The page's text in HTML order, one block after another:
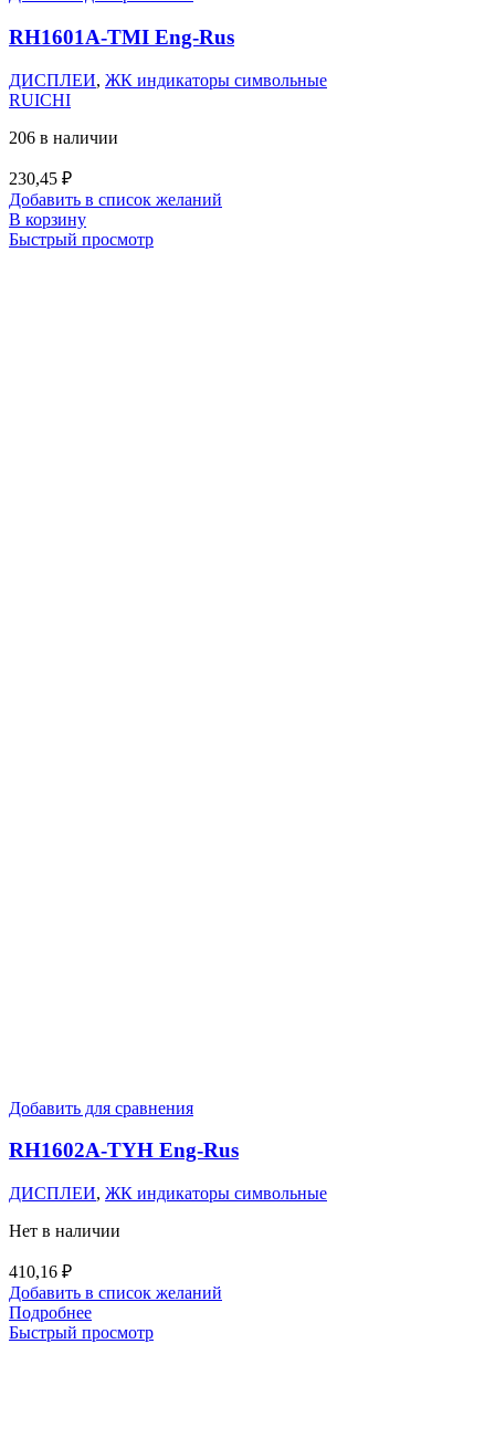
RH1601A-TMI Eng-Rus
ДИСПЛЕИ, ЖК индикаторы символьные
RUICHI
206 в наличии
230,45 ₽
Добавить в список желаний
В корзину
Быстрый просмотр
Добавить для сравнения
RH1602A-TYH Eng-Rus
ДИСПЛЕИ, ЖК индикаторы символьные
Нет в наличии
410,16 ₽
Добавить в список желаний
Подробнее
Быстрый просмотр